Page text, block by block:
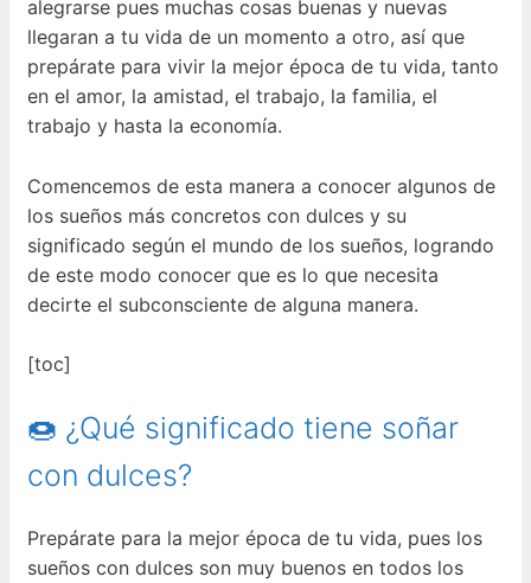
alegrarse pues muchas cosas buenas y nuevas
llegaran a tu vida de un momento a otro, así que
prepárate para vivir la mejor época de tu vida, tanto
en el amor, la amistad, el trabajo, la familia, el
trabajo y hasta la economía.
Comencemos de esta manera a conocer algunos de
los sueños más concretos con dulces y su
significado según el mundo de los sueños, logrando
de este modo conocer que es lo que necesita
decirte el subconsciente de alguna manera.
[toc]
🍩 ¿Qué significado tiene soñar
con dulces?
Prepárate para la mejor época de tu vida, pues los
sueños con dulces son muy buenos en todos los